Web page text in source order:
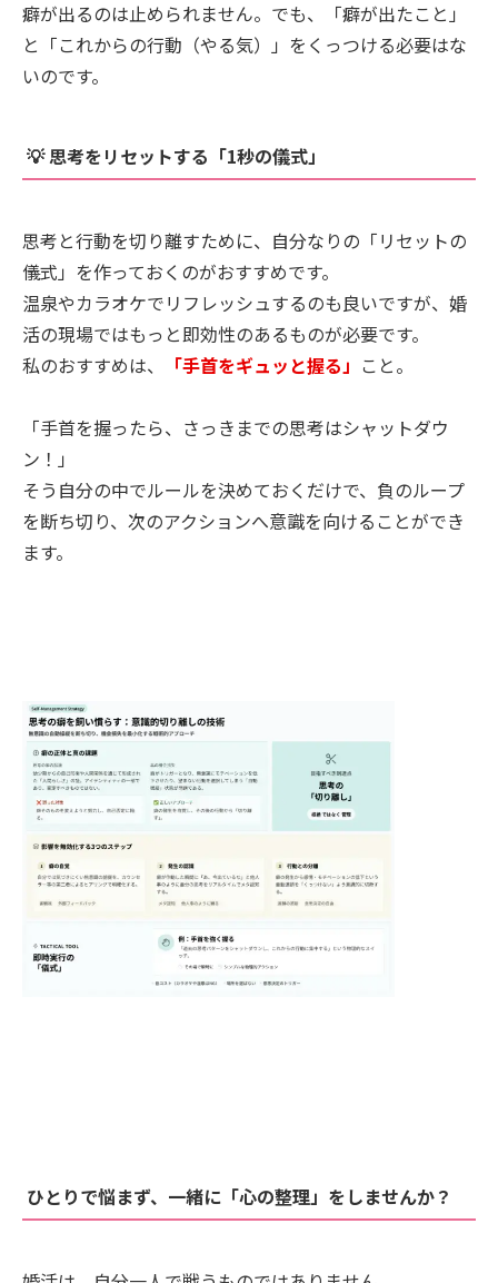
癖が出るのは止められません。でも、「癖が出たこと」
と「これからの行動（やる気）」をくっつける必要はな
いのです。
💡 思考をリセットする「1秒の儀式」
思考と行動を切り離すために、自分なりの「リセットの
儀式」を作っておくのがおすすめです。
温泉やカラオケでリフレッシュするのも良いですが、婚
活の現場ではもっと即効性のあるものが必要です。
私のおすすめは、
「手首をギュッと握る」 こと。
「手首を握ったら、さっきまでの思考はシャットダウ
ン！」
そう自分の中でルールを決めておくだけで、負のループ
を断ち切り、次のアクションへ意識を向けることができ
ます。
ひとりで悩まず、一緒に「心の整理」をしませんか？